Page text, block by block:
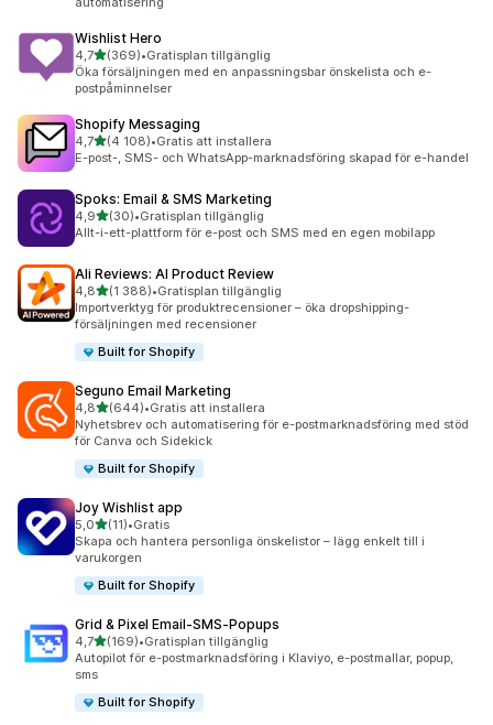
Wishlist Hero
4,7av 5 stjärnor
(369)
369 recensioner totalt
•Gratisplan tillgänglig
Öka försäljningen med en anpassningsbar önskelista och e-
postpåminnelser
Shopify Messaging
4,7av 5 stjärnor
(4 108)
4108 recensioner totalt
•Gratis att installera
E-post-, SMS- och WhatsApp-marknadsföring skapad för e-handel
Spoks: Email & SMS Marketing
4,9av 5 stjärnor
(30)
30 recensioner totalt
•Gratisplan tillgänglig
Allt-i-ett-plattform för e-post och SMS med en egen mobilapp
Ali Reviews: AI Product Review
4,8av 5 stjärnor
(1 388)
1388 recensioner totalt
•Gratisplan tillgänglig
Importverktyg för produktrecensioner – öka dropshipping-
försäljningen med recensioner
Built for Shopify
Seguno Email Marketing
4,8av 5 stjärnor
(644)
644 recensioner totalt
•Gratis att installera
Nyhetsbrev och automatisering för e-postmarknadsföring med stöd
för Canva och Sidekick
Built for Shopify
Joy Wishlist app
5,0av 5 stjärnor
(11)
11 recensioner totalt
•Gratis
Skapa och hantera personliga önskelistor – lägg enkelt till i
varukorgen
Built for Shopify
Grid & Pixel Email‑SMS‑Popups
4,7av 5 stjärnor
(169)
169 recensioner totalt
•Gratisplan tillgänglig
Autopilot för e-postmarknadsföring i Klaviyo, e-postmallar, popup,
sms
Built for Shopify